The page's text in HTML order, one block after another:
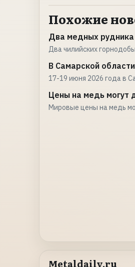
Похожие
Два медных рудника
Два чилийских
В Самарской
17-19 июня 2026 года в
Цены на медь могут
Мировые цены на медь
Metaldaily.ru